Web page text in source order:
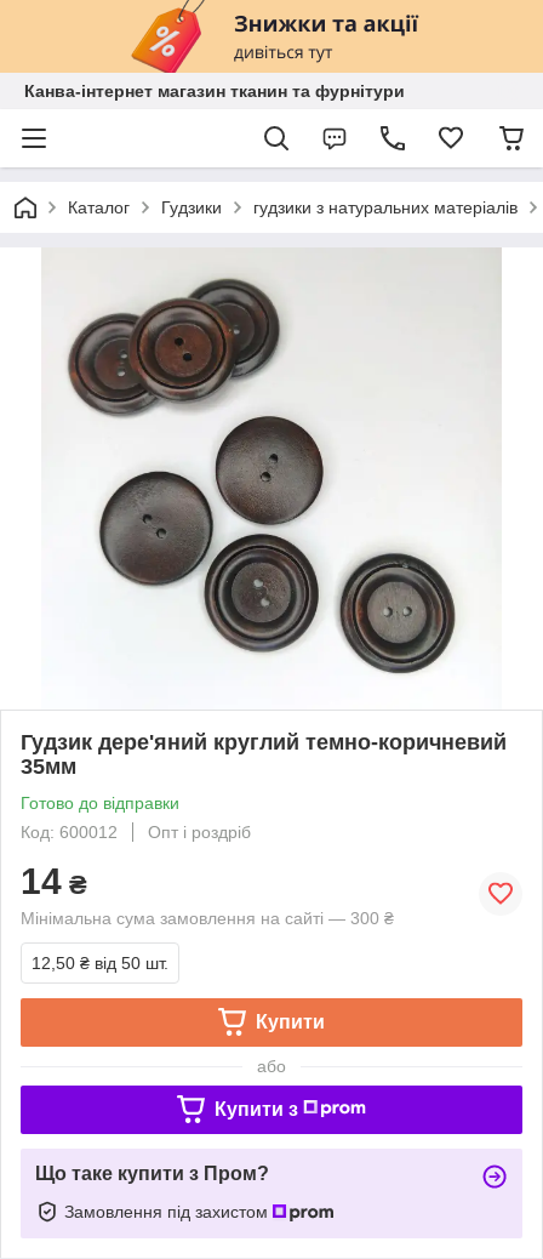
Канва-інтернет магазин тканин та фурнітури
Каталог Гудзики гудзики з натуральних матеріалів
Гудзик дере'яний круглий темно-коричневий
35мм
Готово до відправки
Код: 600012
Опт і роздріб
14 ₴
Мінімальна сума замовлення на сайті — 300 ₴
12,50 ₴ від 50 шт.
Купити
або
Купити з
Що таке купити з Пром?
Замовлення під захистом